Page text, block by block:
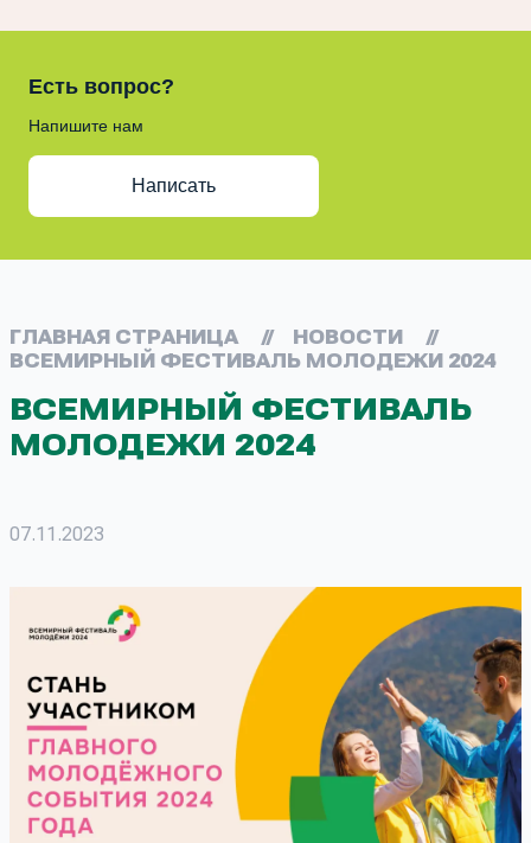
Есть вопрос?
Напишите нам
Написать
ГЛАВНАЯ СТРАНИЦА // НОВОСТИ
//
ВСЕМИРНЫЙ ФЕСТИВАЛЬ МОЛОДЕЖИ 2024
ВСЕМИРНЫЙ ФЕСТИВАЛЬ
МОЛОДЕЖИ 2024
07.11.2023